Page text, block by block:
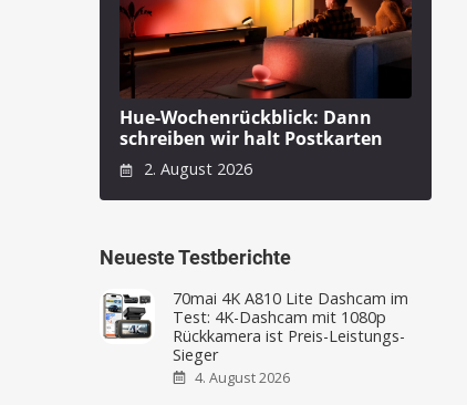
Hue-Wochenrückblick: Dann
schreiben wir halt Postkarten
2. August 2026
Neueste Testberichte
70mai 4K A810 Lite Dashcam im
Test: 4K-Dashcam mit 1080p
Rückkamera ist Preis-Leistungs-
Sieger
4. August 2026